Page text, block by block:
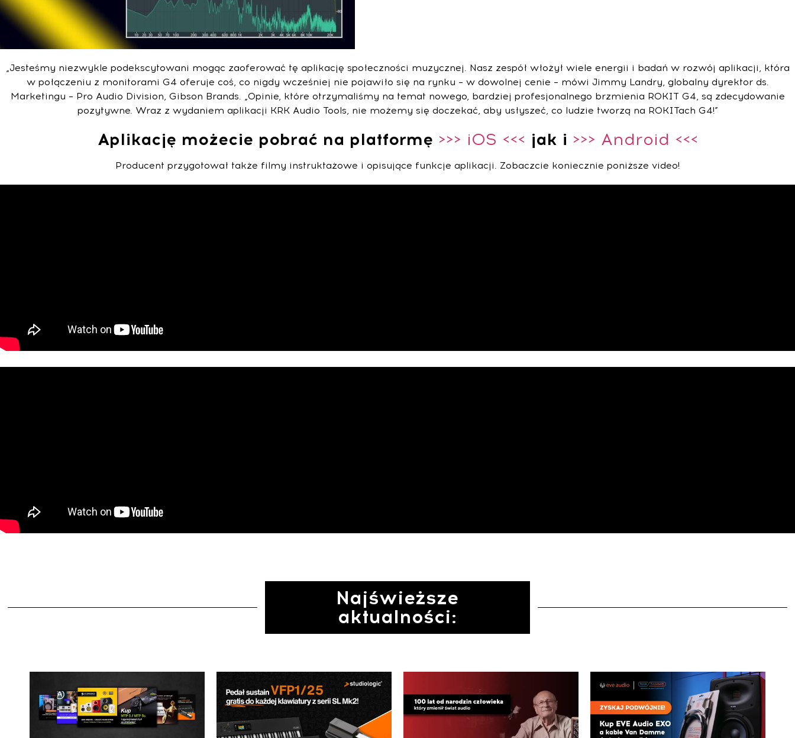
„Jesteśmy niezwykle podekscytowani mogąc zaoferować tę aplikację społeczności muzycznej. Nasz zespół włożył wiele energii i badań w rozwój aplikacji, która
w połączeniu z monitorami G4 oferuje coś, co nigdy wcześniej nie pojawiło się na rynku – w dowolnej cenie – mówi Jimmy Landry, globalny dyrektor ds.
Marketingu – Pro Audio Division, Gibson Brands. „Opinie, które otrzymaliśmy na temat nowego, bardziej profesjonalnego brzmienia ROKIT G4, są zdecydowanie
pozytywne. Wraz z wydaniem aplikacji KRK Audio Tools, nie możemy się doczekać, aby usłyszeć, co ludzie tworzą na ROKITach G4!”
Aplikację możecie pobrać na platformę >>> iOS <<< jak i >>> Android <<<
Producent przygotował także filmy instruktażowe i opisujące funkcje aplikacji. Zobaczcie koniecznie poniższe video!
Najświeższe
aktualności: